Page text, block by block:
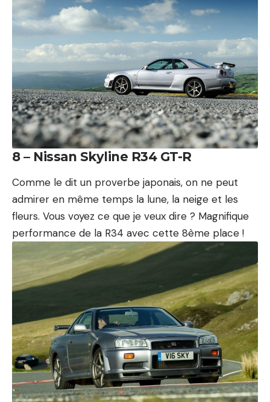
8 – Nissan Skyline R34 GT-R
Comme le dit un proverbe japonais, on ne peut
admirer en même temps la lune, la neige et les
fleurs. Vous voyez ce que je veux dire ? Magnifique
performance de la R34 avec cette 8ème place !